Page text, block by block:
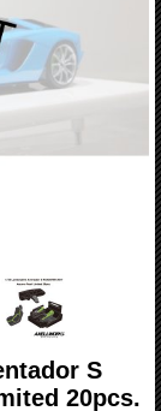
S
20pcs.